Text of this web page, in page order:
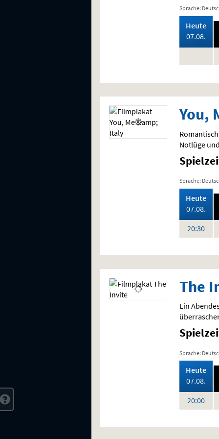
Sprache:
Heute,
07.08.
You,
Notlüge
Sprache:
Heute,
07.08.
20:30Uhr
The
Ein
Sprache:
Heute,
07.08.
20:00Uhr